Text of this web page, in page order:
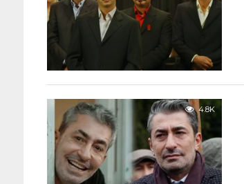
4.8K